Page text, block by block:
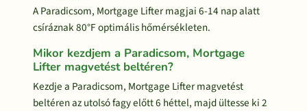
A Paradicsom, Mortgage Lifter magjai 6-14 nap alatt
csíráznak 80°F optimális hőmérsékleten.
Mikor kezdjem a Paradicsom, Mortgage
Lifter magvetést beltéren?
Kezdje a Paradicsom, Mortgage Lifter magvetést
beltéren az utolsó fagy előtt 6 héttel, majd ültesse ki 2